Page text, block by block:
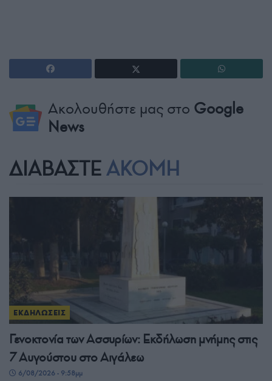
Ακολουθήστε μας στο Google
News
ΔΙΑΒΑΣΤΕ ΑΚΟΜΗ
ΕΚΔΗΛΩΣΕΙΣ
Γενοκτονία των Ασσυρίων: Εκδήλωση μνήμης στις
7 Αυγούστου στο Αιγάλεω
6/08/2026 - 9:58μμ